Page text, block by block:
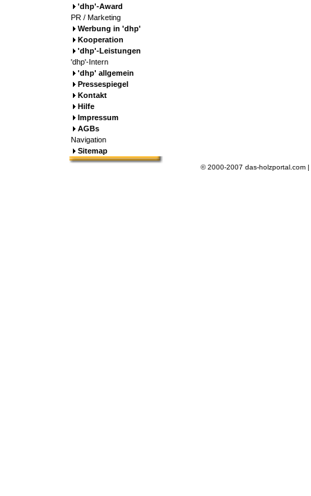
'dhp'-Award
PR / Marketing
Werbung in 'dhp'
Kooperation
'dhp'-Leistungen
'dhp'-Intern
'dhp' allgemein
Pressespiegel
Kontakt
Hilfe
Impressum
AGBs
Navigation
Sitemap
© 2000-2007 das-holzportal.com |